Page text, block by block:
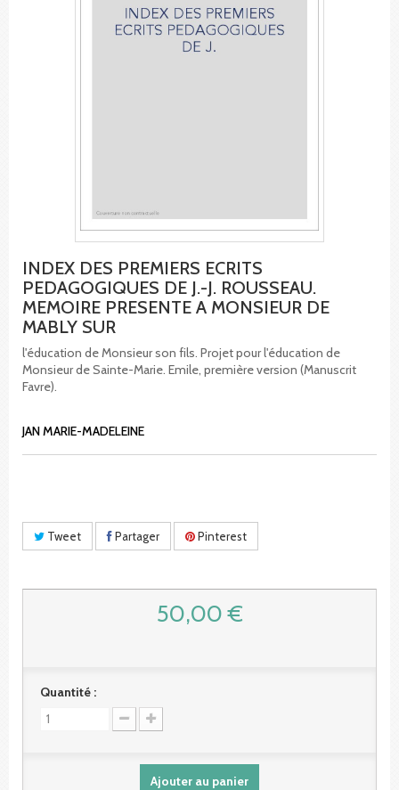
INDEX DES PREMIERS ECRITS
PEDAGOGIQUES DE J.-J. ROUSSEAU.
MEMOIRE PRESENTE A MONSIEUR DE
MABLY SUR
l'éducation de Monsieur son fils. Projet pour l'éducation de
Monsieur de Sainte-Marie. Emile, première version (Manuscrit
Favre).
JAN MARIE-MADELEINE
Tweet Partager Pinterest
50,00 €
Quantité :
Ajouter au panier